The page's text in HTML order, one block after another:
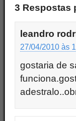
3 Respostas
leandro
27/04/2010 às
gostaria de